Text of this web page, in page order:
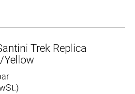
Trek Replica
Yellow